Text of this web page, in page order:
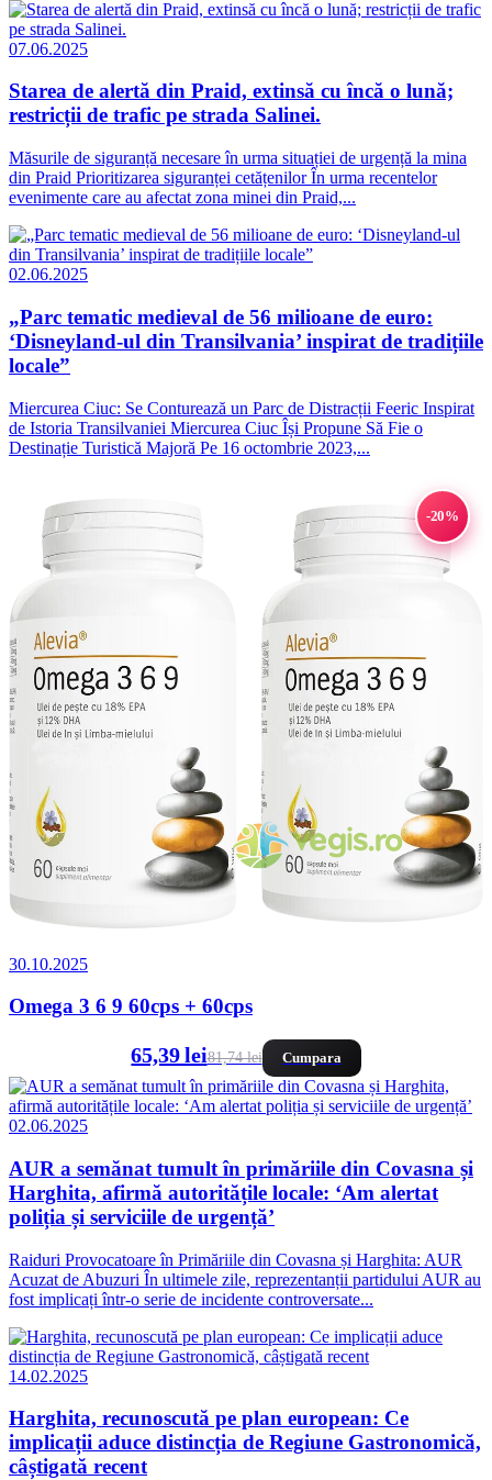
07.06.2025
Starea de alertă din Praid, extinsă cu încă o lună;
restricții de trafic pe strada Salinei.
Măsurile de siguranță necesare în urma situației de urgență la mina
din Praid Prioritizarea siguranței cetățenilor În urma recentelor
evenimente care au afectat zona minei din Praid,...
02.06.2025
„Parc tematic medieval de 56 milioane de euro:
‘Disneyland-ul din Transilvania’ inspirat de tradițiile
locale”
Miercurea Ciuc: Se Conturează un Parc de Distracții Feeric Inspirat
de Istoria Transilvaniei Miercurea Ciuc Își Propune Să Fie o
Destinație Turistică Majoră Pe 16 octombrie 2023,...
-20%
30.10.2025
Omega 3 6 9 60cps + 60cps
65,39 lei81,74 lei Cumpara
02.06.2025
AUR a semănat tumult în primăriile din Covasna și
Harghita, afirmă autoritățile locale: ‘Am alertat
poliția și serviciile de urgență’
Raiduri Provocatoare în Primăriile din Covasna și Harghita: AUR
Acuzat de Abuzuri În ultimele zile, reprezentanții partidului AUR au
fost implicați într-o serie de incidente controversate...
14.02.2025
Harghita, recunoscută pe plan european: Ce
implicații aduce distincția de Regiune Gastronomică,
câștigată recent